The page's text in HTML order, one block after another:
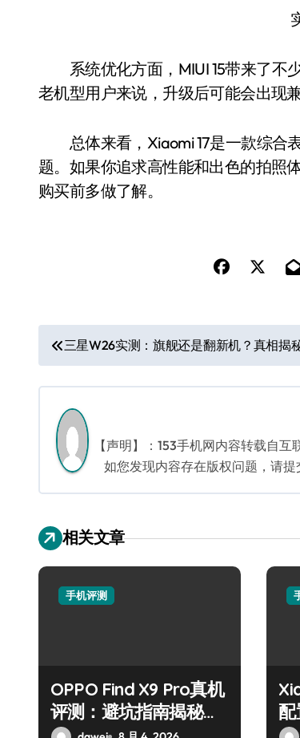
系统优化方面，MIUI 15带来了不
老机型用户来说，升级后可能会出现
总体来看，Xiaomi 17是一款综合
题。如果你追求高性能和出色的拍照
购买前多做了解。
文
章
导
航
三星W26实测：旗舰还是翻新机？真相揭
【声明】：153手机网内容转载自
如您发现内容存在版权问题，请
相关文章
手机评测
OPPO Find X9 Pro真机
评测：避坑指南揭秘实